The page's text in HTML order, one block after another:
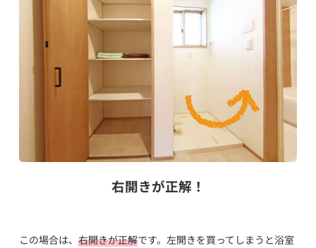
右開きが正解！
この場合は、 右開きが正解です。左開きを買ってしまうと浴室